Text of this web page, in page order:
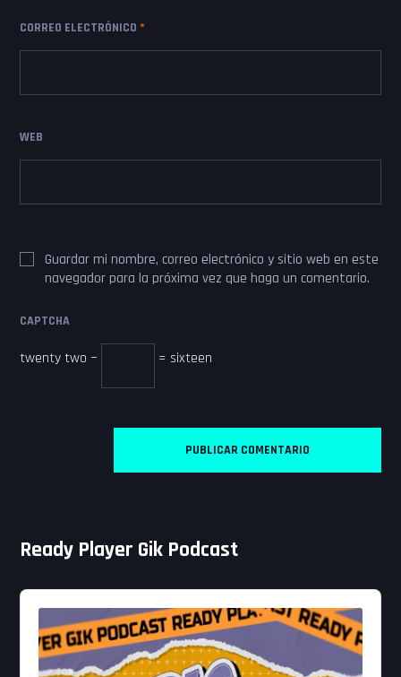
CORREO ELECTRÓNICO *
WEB
Guardar mi nombre, correo electrónico y sitio web en este
navegador para la próxima vez que haga un comentario.
CAPTCHA
twenty two − = sixteen
Ready Player Gik Podcast
Audio
Player